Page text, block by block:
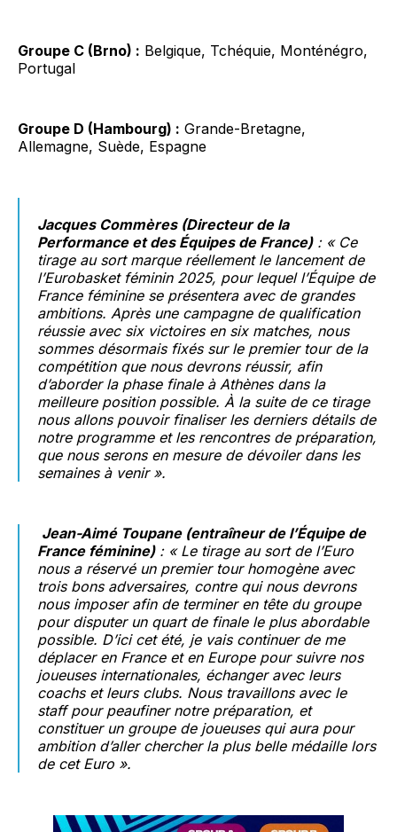
Groupe C (Brno) : Belgique, Tchéquie, Monténégro,
Portugal
Groupe D (Hambourg) : Grande-Bretagne,
Allemagne, Suède, Espagne
Jacques Commères (Directeur de la
Performance et des Équipes de France): « Ce
tirage au sort marque réellement le lancement de
l’Eurobasket féminin 2025, pour lequel l’Équipe de
France féminine se présentera avec de grandes
ambitions. Après une campagne de qualification
réussie avec six victoires en six matches, nous
sommes désormais fixés sur le premier tour de la
compétition que nous devrons réussir, afin
d’aborder la phase finale à Athènes dans la
meilleure position possible. À la suite de ce tirage
nous allons pouvoir finaliser les derniers détails de
notre programme et les rencontres de préparation,
que nous serons en mesure de dévoiler dans les
semaines à venir ».
Jean-Aimé Toupane (entraîneur de l’Équipe de
France féminine): « Le tirage au sort de l’Euro
nous a réservé un premier tour homogène avec
trois bons adversaires, contre qui nous devrons
nous imposer afin de terminer en tête du groupe
pour disputer un quart de finale le plus abordable
possible. D’ici cet été, je vais continuer de me
déplacer en France et en Europe pour suivre nos
joueuses internationales, échanger avec leurs
coachs et leurs clubs. Nous travaillons avec le
staff pour peaufiner notre préparation, et
constituer un groupe de joueuses qui aura pour
ambition d’aller chercher la plus belle médaille lors
de cet Euro ».